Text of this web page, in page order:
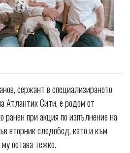
сержант в специализираното
Атлантик Сити, е родом от
при акция по изпълнение на
вторник следобед, като и към
остава тежко.